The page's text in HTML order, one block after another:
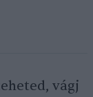
vágj